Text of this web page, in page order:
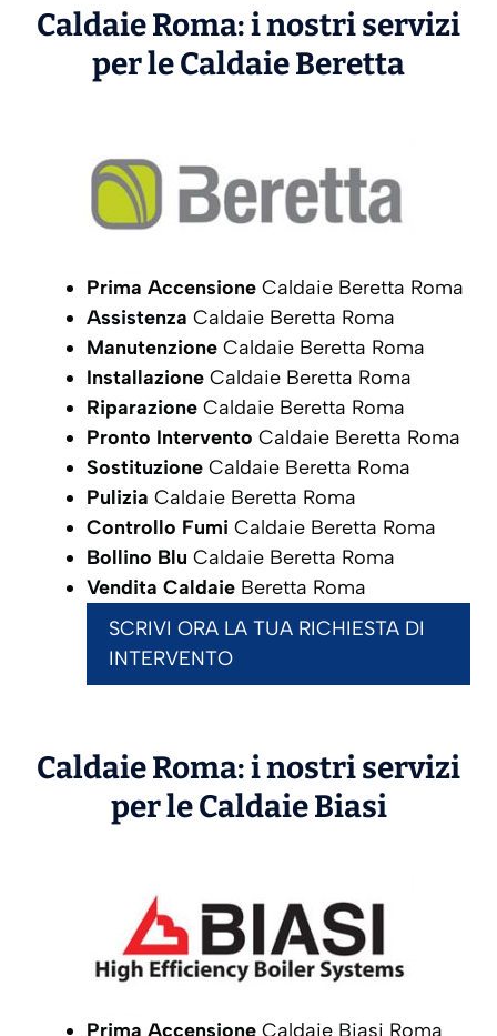
Caldaie Roma: i nostri servizi
per le CaldaieBeretta
Prima Accensione Caldaie Beretta Roma
Assistenza Caldaie Beretta Roma
Manutenzione Caldaie Beretta Roma
Installazione Caldaie Beretta Roma
Riparazione Caldaie Beretta Roma
Pronto Intervento Caldaie Beretta Roma
Sostituzione Caldaie Beretta Roma
Pulizia Caldaie Beretta Roma
Controllo Fumi Caldaie Beretta Roma
Bollino Blu Caldaie Beretta Roma
Vendita Caldaie Beretta Roma
SCRIVI ORA LA TUA RICHIESTA DI
INTERVENTO
Caldaie Roma: i nostri servizi
per le CaldaieBiasi
Prima Accensione Caldaie Biasi Roma